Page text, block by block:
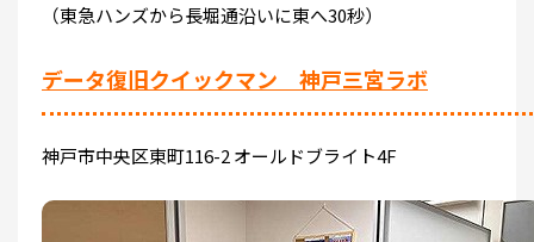
（東急ハンズから長堀通沿いに東へ30秒）
データ復旧クイックマン 神戸三宮ラボ
神戸市中央区東町116-2 オールドブライト4F